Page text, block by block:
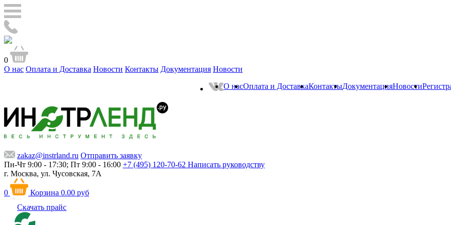
0
О нас Оплата и Доставка Новости Контакты Документация Новости
О насОплата и ДоставкаКонтактыДокументацияНовости
zakaz@instrland.ru Отправить заявку
Пн-Чт 9:00 - 17:30; Пт 9:00 - 16:00 +7 (495) 120-70-62 Написать руководству
г. Москва, ул. Чусовская, 7А
0 Корзина 0.00 руб
Скачать прайс